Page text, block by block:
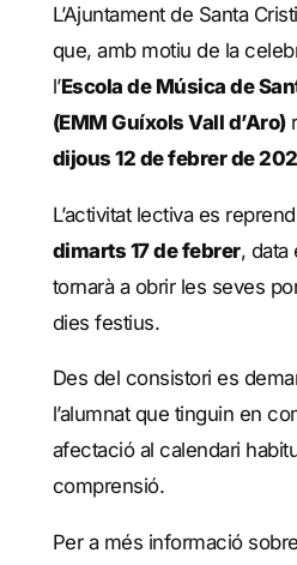
L’Ajuntament de Santa
que, amb motiu de la
l’Escola de Música de
(EMM Guíxols Vall d’Aro)
dijous 12 de febrer de
L’activitat lectiva es
dimarts 17 de febrer, data
tornarà a obrir les seves
dies festius.
Des del consistori es
l’alumnat que tinguin en
afectació al calendari
comprensió.
Per a més informació